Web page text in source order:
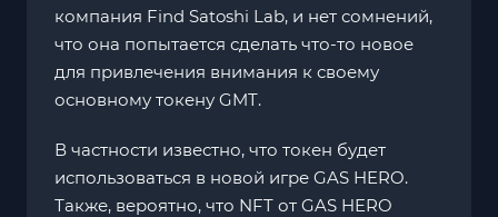
компания Find Satoshi Lab, и нет сомнений,
что она попытается сделать что-то новое
для привлечения внимания к своему
основному токену GMT.
В частности известно, что токен будет
использоваться в новой игре GAS HERO.
Также, вероятно, что NFT от GAS HERO